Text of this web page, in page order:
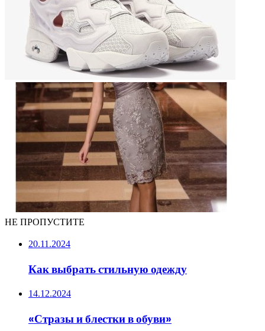
НЕ ПРОПУСТИТЕ
20.11.2024
Как выбрать стильную одежду
14.12.2024
«Стразы и блестки в обуви»